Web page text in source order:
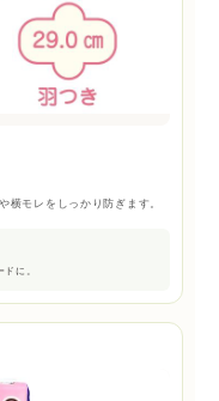
横モレをしっかり防ぎます。
に。